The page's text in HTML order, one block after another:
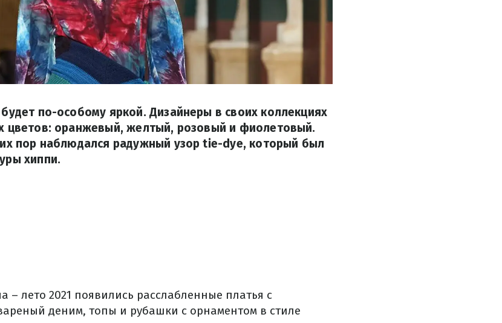
по-особому яркой. Дизайнеры в своих коллекциях
цветов: оранжевый, желтый, розовый и фиолетовый.
пор наблюдался радужный узор tie-dye, который был
хиппи.
– лето 2021 появились расслабленные платья с
деним, топы и рубашки с орнаментом в стиле